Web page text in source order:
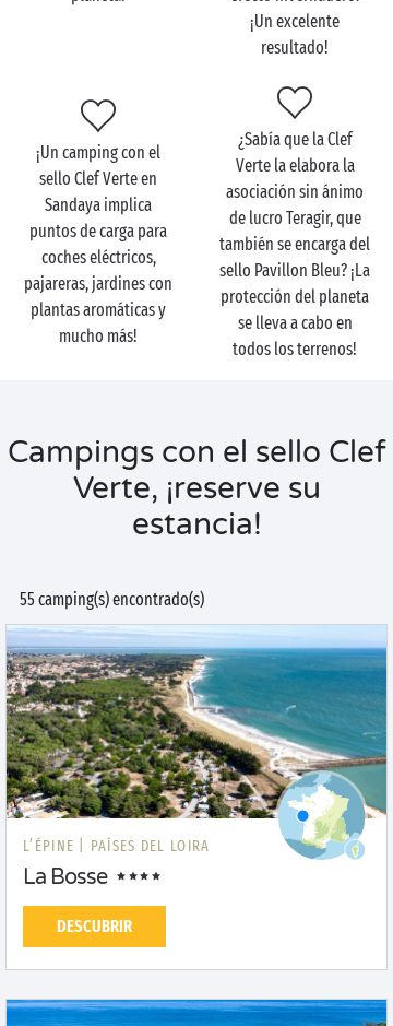
¡Un excelente
resultado!
¡Un camping con el
sello Clef Verte en
Sandaya implica
puntos de carga para
coches eléctricos,
pajareras, jardines con
plantas aromáticas y
mucho más!
¿Sabía que la Clef
Verte la elabora la
asociación sin ánimo
de lucro Teragir, que
también se encarga del
sello Pavillon Bleu? ¡La
protección del planeta
se lleva a cabo en
todos los terrenos!
Campings con el sello Clef
Verte, ¡reserve su
estancia!
55 camping(s) encontrado(s)
L’ÉPINE | PAÍSES DEL LOIRA
La Bosse
DESCUBRIR